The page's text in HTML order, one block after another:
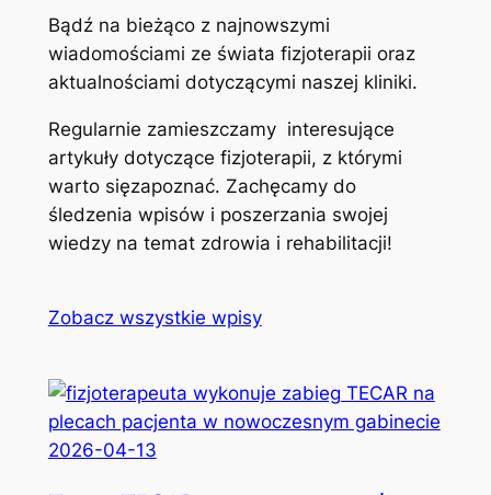
Bądź na bieżąco z najnowszymi
wiadomościami ze świata fizjoterapii oraz
aktualnościami dotyczącymi naszej kliniki.
Regularnie zamieszczamy interesujące
artykuły dotyczące fizjoterapii, z którymi
warto sięzapoznać. Zachęcamy do
śledzenia wpisów i poszerzania swojej
wiedzy na temat zdrowia i rehabilitacji!
Zobacz wszystkie wpisy
2026-04-13